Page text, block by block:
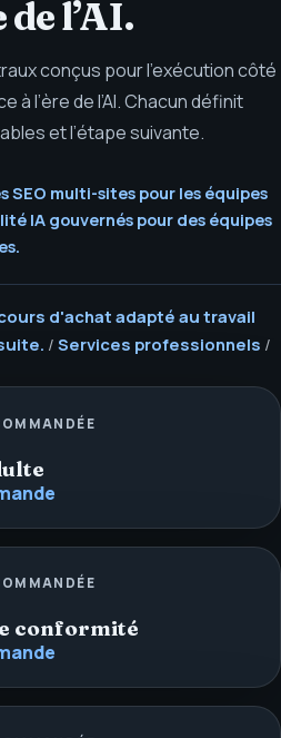
de l’AI.
conçus pour l’exécution côté
à l’ère de l’AI. Chacun définit
et l’étape suivante.
SEO multi-sites pour les équipes
IA gouvernés pour des équipes
d'achat adapté au travail
/ Services professionnels /
conformité